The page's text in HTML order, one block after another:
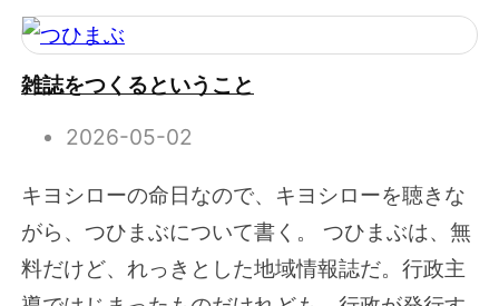
雑誌をつくるということ
2026-05-02
キヨシローの命日なので、キヨシローを聴きな
がら、つひまぶについて書く。 つひまぶは、無
料だけど、れっきとした地域情報誌だ。行政主